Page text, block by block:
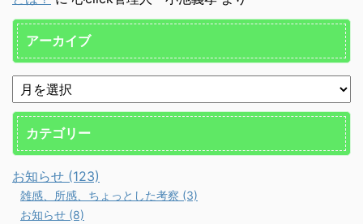
アーカイブ
カテゴリー
お知らせ (123)
雑感、所感、ちょっとした考察 (3)
お知らせ (8)